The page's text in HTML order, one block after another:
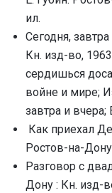
ил.
Сегодня,
Кн. изд-во,
сердишься
войне и мире;
завтра и вчера;
Как приехал
Ростов-на-
Разговор с
Дону : Кн. изд-